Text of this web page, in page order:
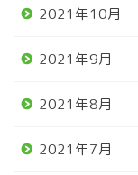
2021年10月
2021年9月
2021年8月
2021年7月